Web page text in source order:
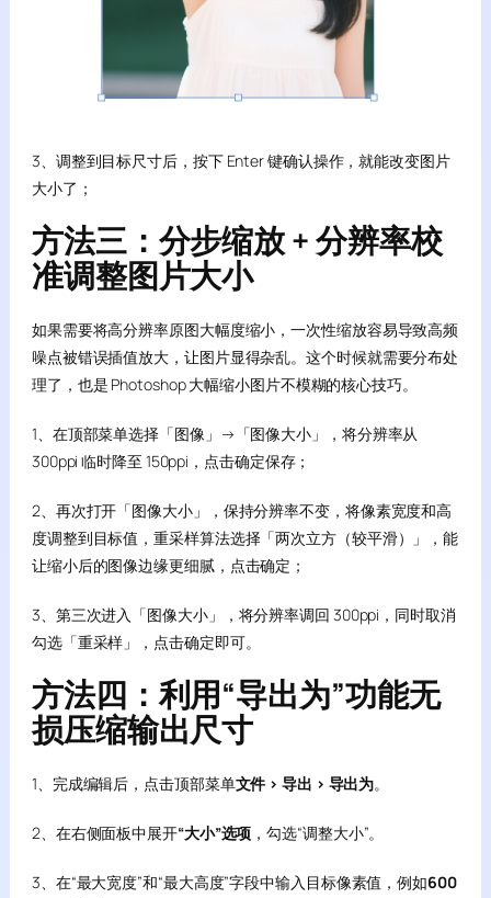
3、调整到目标尺寸后，按下 Enter 键确认操作，就能改变图片
大小了；
方法三：分步缩放 + 分辨率校
准调整图片大小
如果需要将高分辨率原图大幅度缩小，一次性缩放容易导致高频
噪点被错误插值放大，让图片显得杂乱。这个时候就需要分布处
理了，也是 Photoshop 大幅缩小图片不模糊的核心技巧。
1、在顶部菜单选择「图像」→「图像大小」，将分辨率从
300ppi 临时降至 150ppi，点击确定保存；
2、再次打开「图像大小」，保持分辨率不变，将像素宽度和高
度调整到目标值，重采样算法选择「两次立方（较平滑）」，能
让缩小后的图像边缘更细腻，点击确定；
3、第三次进入「图像大小」，将分辨率调回 300ppi，同时取消
勾选「重采样」，点击确定即可。
方法四：利用“导出为”功能无
损压缩输出尺寸
1、完成编辑后，点击顶部菜单文件 > 导出 > 导出为。
2、在右侧面板中展开“大小”选项 ，勾选“调整大小”。
3、在“最大宽度”和“最大高度”字段中输入目标像素值，例如600